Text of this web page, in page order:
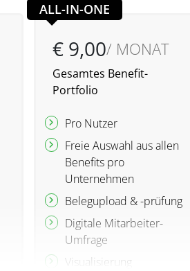
ALL-IN-ONE
€ 9,00/ MONAT
Gesamtes Benefit-
Portfolio
Pro Nutzer
Freie Auswahl aus allen
Benefits pro
Unternehmen
Belegupload & -prüfung
Digitale Mitarbeiter-
Umfrage
Visualisierung